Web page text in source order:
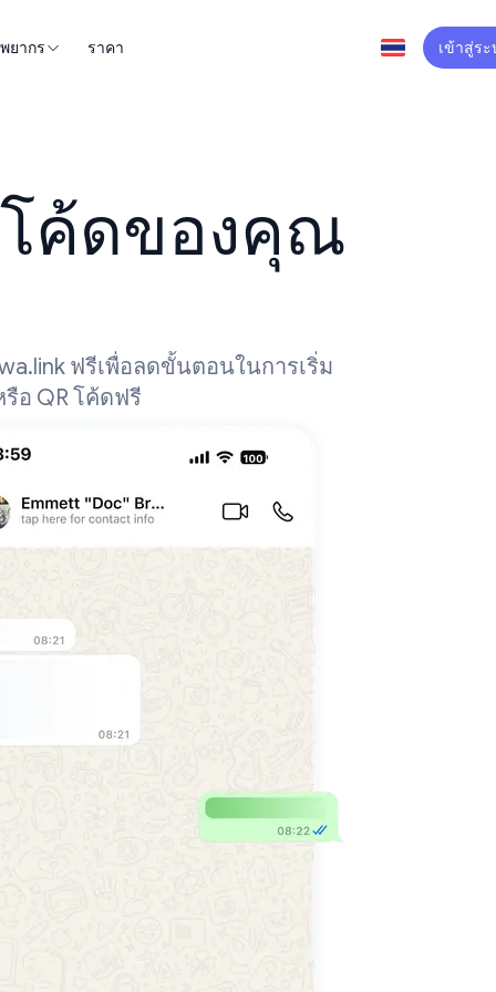
ยากร ราคา เข้าสู่ร
โค้ดของคุณ
ฟรีเพื่อลดขั้นตอนในการเริ่ม
อ QR โค้ดฟรี